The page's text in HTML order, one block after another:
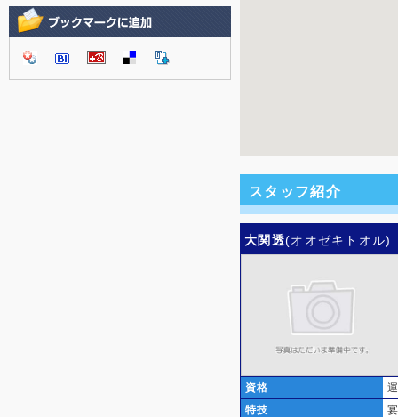
スタッフ紹介
大関透(オオゼキトオル)
資格
特技